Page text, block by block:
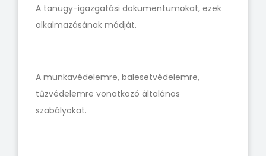
A tanügy-igazgatási dokumentumokat, ezek
alkalmazásának módját.
A munkavédelemre, balesetvédelemre,
tűzvédelemre vonatkozó általános
szabályokat.